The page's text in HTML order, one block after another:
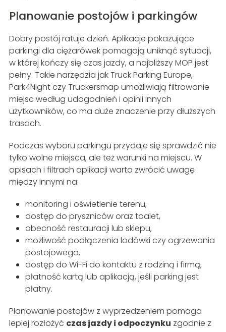
Planowanie postojów i parkingów
Dobry postój ratuje dzień. Aplikacje pokazujące
parkingi dla ciężarówek pomagają uniknąć sytuacji,
w której kończy się czas jazdy, a najbliższy MOP jest
pełny. Takie narzędzia jak Truck Parking Europe,
Park4Night czy Truckersmap umożliwiają filtrowanie
miejsc według udogodnień i opinii innych
użytkowników, co ma duże znaczenie przy dłuższych
trasach.
Podczas wyboru parkingu przydaje się sprawdzić nie
tylko wolne miejsca, ale też warunki na miejscu. W
opisach i filtrach aplikacji warto zwrócić uwagę
między innymi na:
monitoring i oświetlenie terenu,
dostęp do pryszniców oraz toalet,
obecność restauracji lub sklepu,
możliwość podłączenia lodówki czy ogrzewania
postojowego,
dostęp do Wi-Fi do kontaktu z rodziną i firmą,
płatność kartą lub aplikacją, jeśli parking jest
płatny.
Planowanie postojów z wyprzedzeniem pomaga
lepiej rozłożyć czas jazdy i odpoczynku zgodnie z